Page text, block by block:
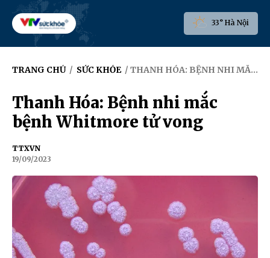
33° Hà Nội
TRANG CHỦ / SỨC KHỎE / THANH HÓA: BỆNH NHI MẮC BỆNH WHITMORE TỬ VONG
Thanh Hóa: Bệnh nhi mắc
bệnh Whitmore tử vong
TTXVN
19/09/2023